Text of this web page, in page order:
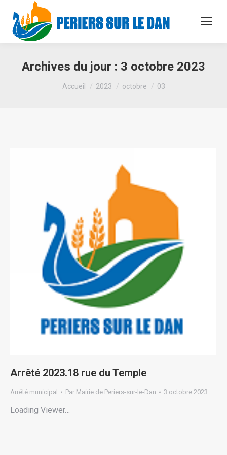
Archives du jour : 3 octobre 2023
Vous êtes ici :
Accueil 2023 octobre 03
Arrêté 2023.18 rue du Temple
Arrêté municipal Par Mairie de Periers-sur-le-Dan 3 octobre 2023
Loading Viewer…